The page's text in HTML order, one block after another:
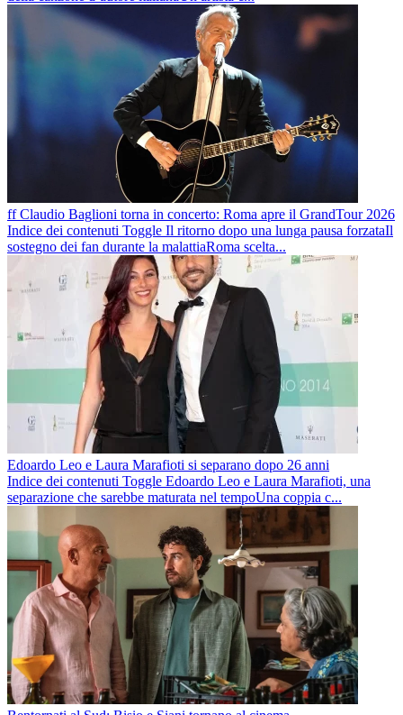
ff Claudio Baglioni torna in concerto: Roma apre il GrandTour 2026
Indice dei contenuti Toggle Il ritorno dopo una lunga pausa forzataIl
sostegno dei fan durante la malattiaRoma scelta...
Edoardo Leo e Laura Marafioti si separano dopo 26 anni
Indice dei contenuti Toggle Edoardo Leo e Laura Marafioti, una
separazione che sarebbe maturata nel tempoUna coppia c...